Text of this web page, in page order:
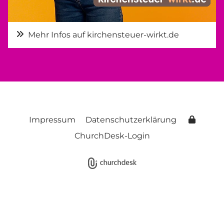
Mehr Infos auf kirchensteuer-wirkt.de
Impressum
Datenschutzerklärung
ChurchDesk-Login